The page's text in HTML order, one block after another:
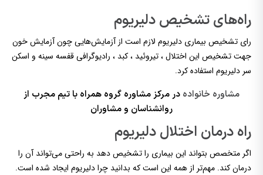
راه‌های تشخیص دلیریوم
رای تشخیص بیماری دلیریوم لازم است از آزمایش‌هایی چون آزمایش خون
جهت تشخیص این اختلال ، تیروئید ، کبد ، رادیوگرافی قفسه سینه و اسکن
سر دلیریوم استفاده کرد.
مشاوره خانواده در مرکز مشاوره گروه همراه با تیم مجرب از
روانشناسان و مشاوران
راه درمان اختلال دلیریوم
اگر متخصص بتواند این بیماری را تشخیص دهد به راحتی می‌تواند آن را
درمان کند. مهم‌تر از همه این است که بدانید چرا دلیریوم ایجاد شده است.